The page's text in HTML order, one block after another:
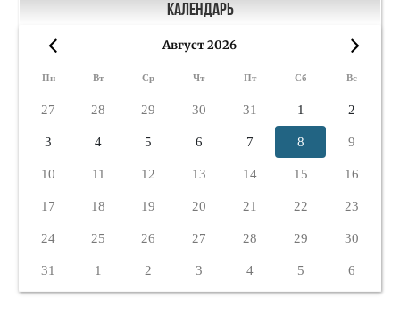
Календарь
Август 2026
Пн Вт Ср Чт Пт Сб Вс
27 28 29 30 31 1 2
3 4 5 6 7 8 9
10 11 12 13 14 15 16
17 18 19 20 21 22 23
24 25 26 27 28 29 30
31 1 2 3 4 5 6